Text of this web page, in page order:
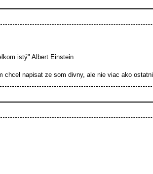
istý" Albert Einstein
napisat ze som divny, ale nie viac ako ostatni